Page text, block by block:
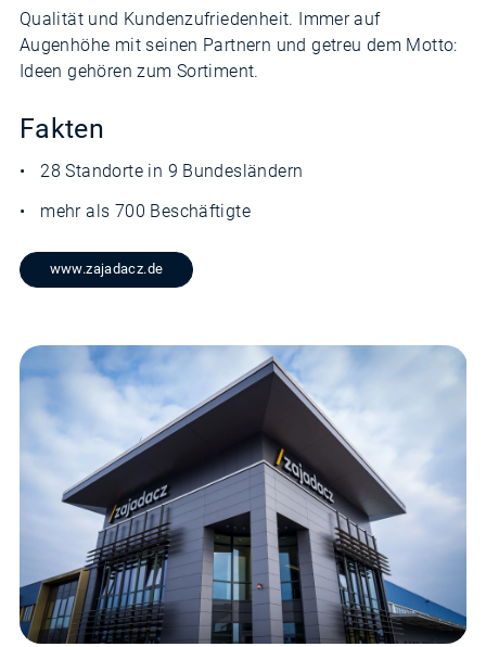
Qualität und Kundenzufriedenheit. Immer auf
Augenhöhe mit seinen Partnern und getreu dem Motto:
Ideen gehören zum Sortiment.
Fakten
28 Standorte in 9 Bundesländern
mehr als 700 Beschäftigte
www.zajadacz.de